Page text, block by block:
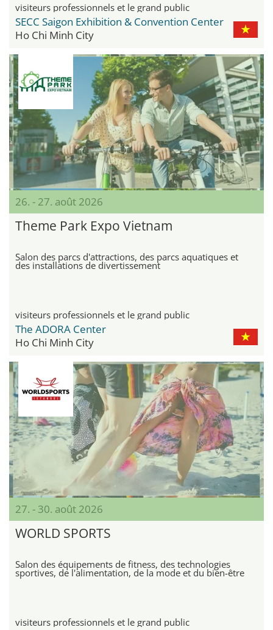
visiteurs professionnels et le grand public
SECC Saigon Exhibition & Convention Center
Ho Chi Minh City
26. - 27. août 2026
Theme Park Expo Vietnam
Salon des parcs d'attractions, des parcs aquatiques et
des installations de divertissement
visiteurs professionnels et le grand public
The ADORA Center
Ho Chi Minh City
27. - 30. août 2026
WORLD SPORTS
Salon des équipements de fitness, des technologies
sportives, de l'alimentation, de la mode et du bien-être
visiteurs professionnels et le grand public